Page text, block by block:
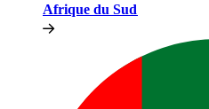
Afrique du Sud​​